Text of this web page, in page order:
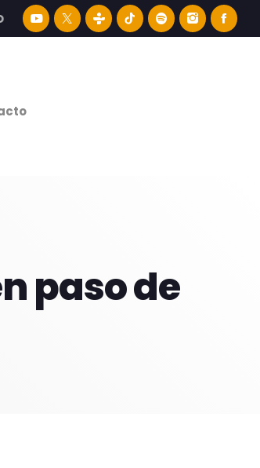
LA MEJOR MÚSICA LATINA Y
paso de